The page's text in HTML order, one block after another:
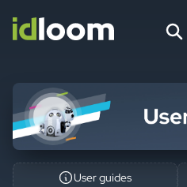
User guides